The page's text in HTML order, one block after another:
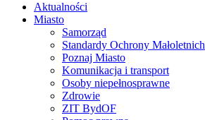
Aktualności
Miasto
Samorząd
Standardy Ochrony Małoletnich
Poznaj Miasto
Komunikacja i transport
Osoby niepełnosprawne
Zdrowie
ZIT BydOF